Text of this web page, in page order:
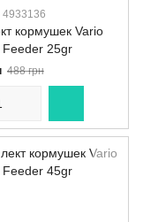
4933136
кормушек Vario
Feeder 25gr
488 грн